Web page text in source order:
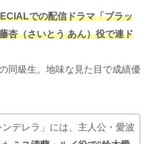
での配信ドラマ「ブラッ
杏（さいとう あん）役で連ド
同級生。地味な見た目で成績優
ンデレラ」には、主人公・愛波